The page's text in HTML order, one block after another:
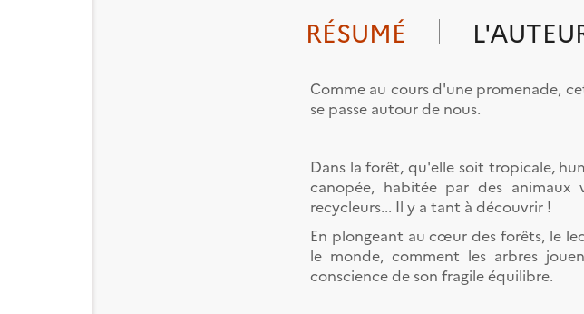
RÉSUMÉ
Comme au cours d'une promenade,
se passe autour de nous.
Dans la forêt, qu'elle soit tropicale,
canopée, habitée par des animaux
recycleurs... Il y a tant à découvrir !
En plongeant au cœur des forêts, le
le monde, comment les arbres
conscience de son fragile équilibre.